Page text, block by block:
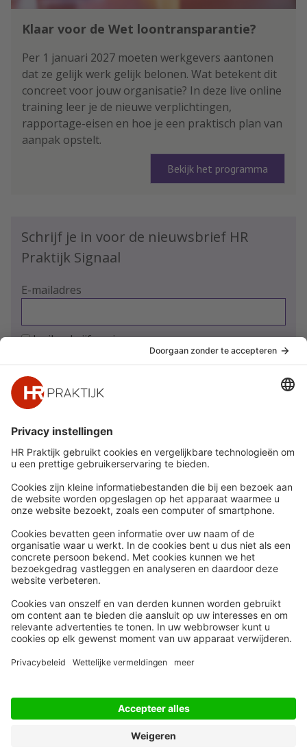
Klaar voor de Wet loontransparantie?
Per 1 januari 2027 moeten werkgevers aantonen
dat ze gelijk werk gelijk belonen. Wat betekent dit
concreet voor jouw organisatie? In deze live online
training leer je de nieuwe verplichtingen,
rapportage-eisen en hoe je een praktisch plan van
aanpak opstelt.
Bekijk het programma
Schrijf je in voor de nieuwsbrief HR
Praktijk Signaal
E-mailadres
Ja, ik schrijf me in
Snel naar
Nieuws
Whitepapers
Webinars
Word lid
Contact
Meer
HR Academy
HR Podcast
CHRO
HR Day
Volg Ons
Alle rechten voorbehouden
Privacyinstellingen
Algemene Voorwaarden